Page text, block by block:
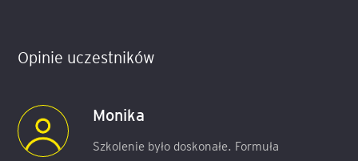
Opinie uczestników
Monika
Szkolenie było doskonałe. Formuła